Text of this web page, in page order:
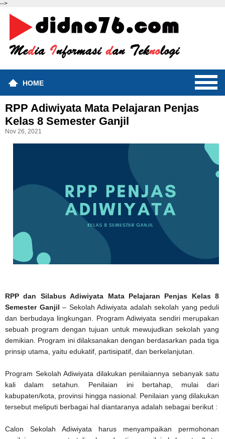
-->
HOME
RPP Adiwiyata Mata Pelajaran Penjas
Kelas 8 Semester Ganjil
Nov 26, 2021
RPP dan Silabus Adiwiyata Mata Pelajaran Penjas Kelas 8
Semester Ganjil – Sekolah Adiwiyata adalah sekolah yang peduli
dan berbudaya lingkungan. Program Adiwiyata sendiri merupakan
sebuah program dengan tujuan untuk mewujudkan sekolah yang
demikian. Program ini dilaksanakan dengan berdasarkan pada tiga
prinsip utama, yaitu edukatif, partisipatif, dan berkelanjutan.
Program Sekolah Adiwiyata dilakukan penilaiannya sebanyak satu
kali dalam setahun. Penilaian ini bertahap, mulai dari
kabupaten/kota, provinsi hingga nasional. Penilaian yang dilakukan
tersebut meliputi berbagai hal diantaranya adalah sebagai berikut :
Calon Sekolah Adiwiyata harus menyampaikan permohonan